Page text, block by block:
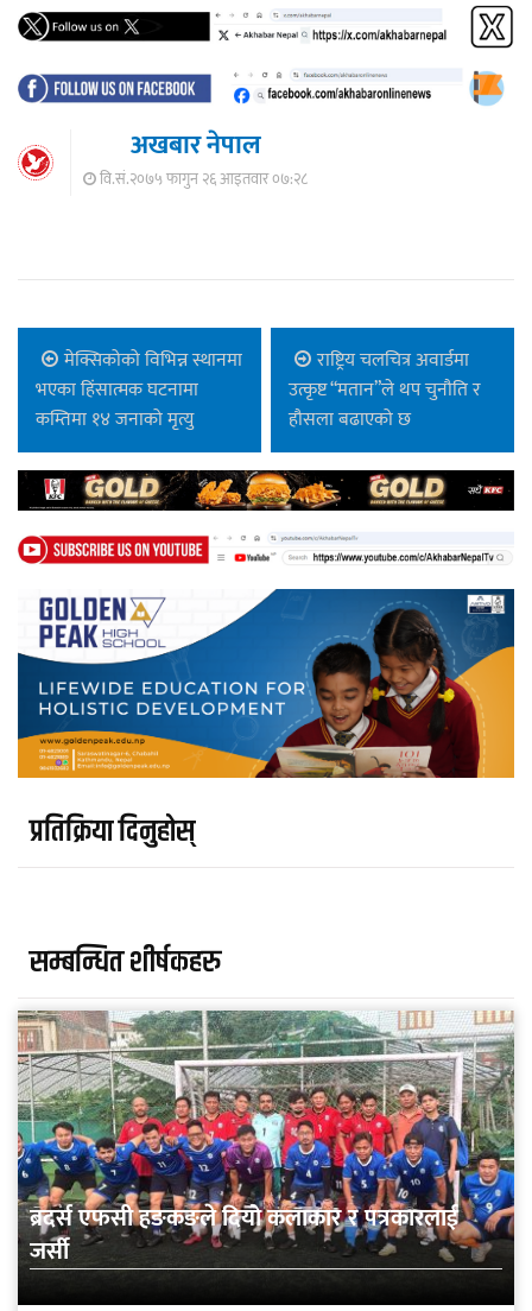
अखबार नेपाल
वि.सं.२०७५ फागुन २६ आइतवार ०७:२८
मेक्सिकोको विभिन्न स्थानमा
भएका हिंसात्मक घटनामा
कम्तिमा १४ जनाको मृत्यु
राष्ट्रिय चलचित्र अवार्डमा
उत्कृष्ट “मतान”ले थप चुनौति र
हौसला बढाएको छ
प्रतिक्रिया दिनुहोस्
सम्बन्धित शीर्षकहरु
ब्रदर्स एफसी हङकङले दियो कलाकार र पत्रकारलाई
जर्सी